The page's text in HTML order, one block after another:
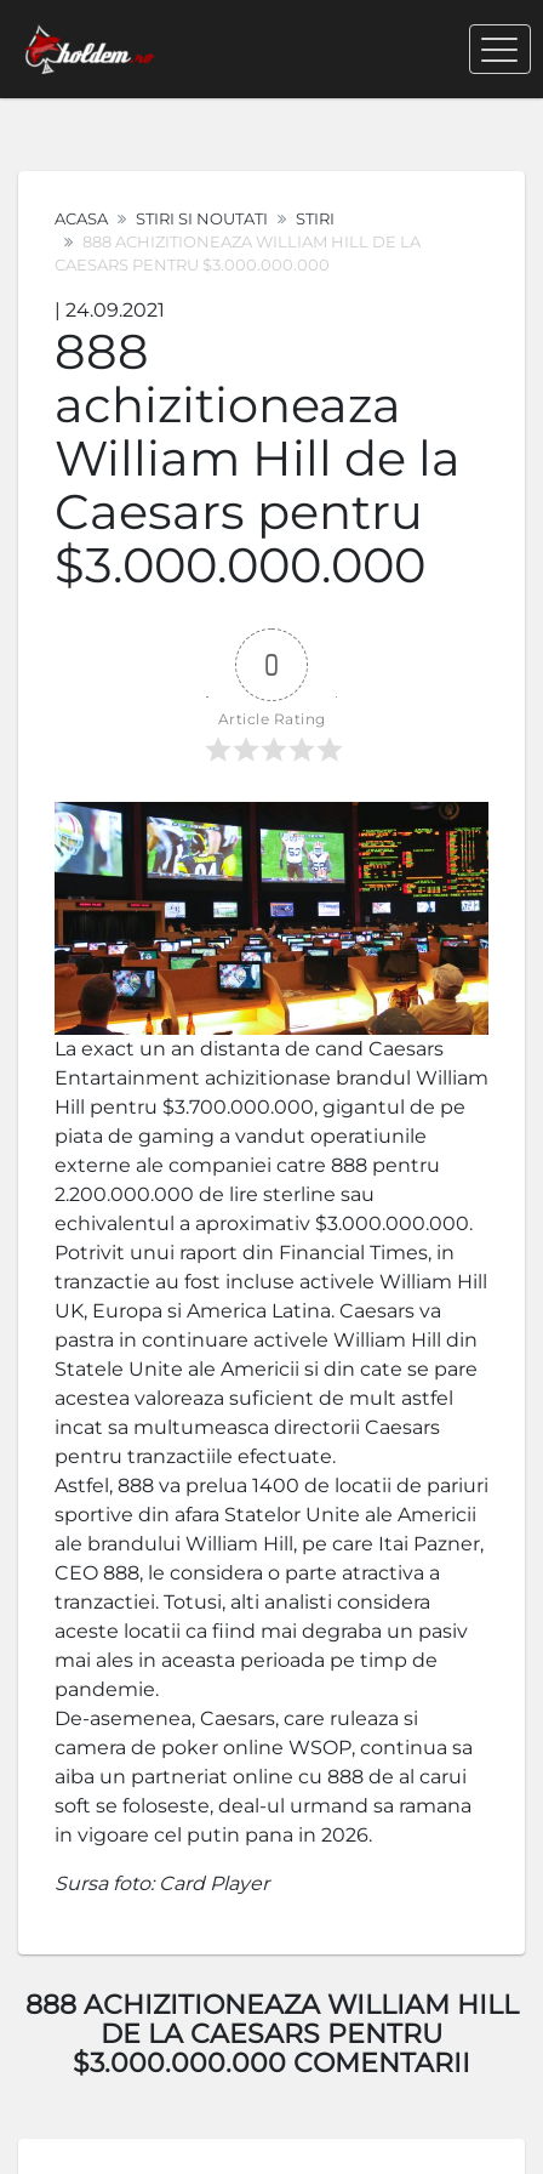
ACASA STIRI SI NOUTATI
STIRI
888 ACHIZITIONEAZA WILLIAM HILL DE LA
CAESARS PENTRU $3.000.000.000
| 24.09.2021
888
achizitioneaza
William Hill de la
Caesars pentru
$3.000.000.000
0
Article Rating
La exact un an distanta de cand Caesars
Entartainment achizitionase brandul William
Hill pentru $3.700.000.000, gigantul de pe
piata de gaming a vandut operatiunile
externe ale companiei catre 888 pentru
2.200.000.000 de lire sterline sau
echivalentul a aproximativ $3.000.000.000.
Potrivit unui raport din Financial Times, in
tranzactie au fost incluse activele William Hill
UK, Europa si America Latina. Caesars va
pastra in continuare activele William Hill din
Statele Unite ale Americii si din cate se pare
acestea valoreaza suficient de mult astfel
incat sa multumeasca directorii Caesars
pentru tranzactiile efectuate.
Astfel, 888 va prelua 1400 de locatii de pariuri
sportive din afara Statelor Unite ale Americii
ale brandului William Hill, pe care Itai Pazner,
CEO 888, le considera o parte atractiva a
tranzactiei. Totusi, alti analisti considera
aceste locatii ca fiind mai degraba un pasiv
mai ales in aceasta perioada pe timp de
pandemie.
De-asemenea, Caesars, care ruleaza si
camera de poker online WSOP, continua sa
aiba un partneriat online cu 888 de al carui
soft se foloseste, deal-ul urmand sa ramana
in vigoare cel putin pana in 2026.
Sursa foto: Card Player
888 ACHIZITIONEAZA WILLIAM HILL
DE LA CAESARS PENTRU
$3.000.000.000 COMENTARII